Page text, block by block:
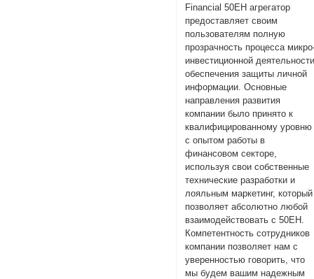
Financial 50EH агрегатор
предоставляет своим
пользователям полную
прозрачность процесса
инвестиционной
обеспечения защиты личной
информации. Основные
направления развития
компании было принято к
квалифицированному уровню
с опытом работы в
финансовом секторе,
используя свои собственные
технические разработки и
лояльным маркетинг, который
позволяет абсолютно любой
взаимодействовать с 50EH.
Компетентность сотрудников
компании позволяет нам с
уверенностью говорить, что
мы будем вашим надежным